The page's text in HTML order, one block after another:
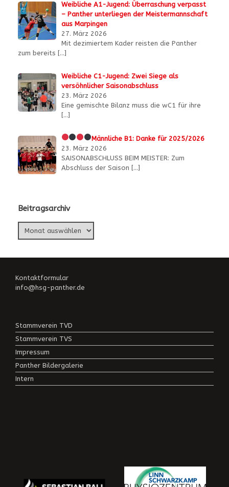
Weibliche A1-Jugend: Überraschung verpasst
– Panther unterliegen der Meistermannschaft
aus Marpingen
27. März 2026
Mit dezimiertem Kader reisten die Panther
zum bereits […]
Weibliche C1-Jugend: Zwei Siege als
versöhnlicher Saisonabschluss
23. März 2026
Eine gemischte Bilanz muss die wC1 für ihre
[…]
Männliche B1: Danke für 2025/2026
23. März 2026
SAISONABSCHLUSS BEIM MEISTER: Zum
Abschluss der Saison […]
Beitragsarchiv
Kontaktformular
info@hsg-panther.de
Stammverein TVD
Stammverein TVS
Impressum
Panther Bildergalerie
Intern